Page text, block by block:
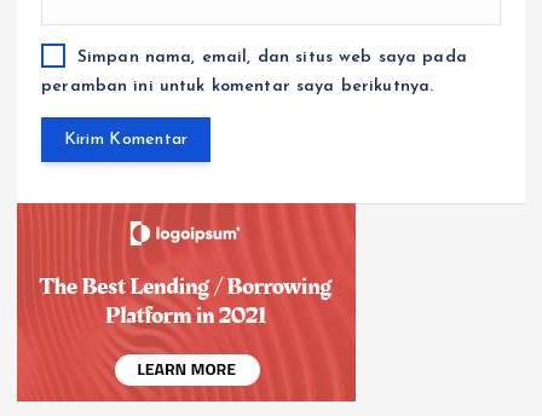
Simpan nama, email, dan situs web saya pada
peramban ini untuk komentar saya berikutnya.